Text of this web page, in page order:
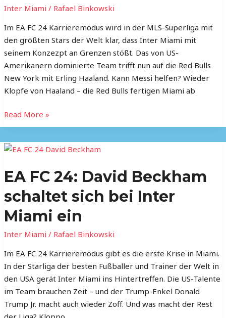
Inter Miami / Rafael Binkowski
Im EA FC 24 Karrieremodus wird in der MLS-Superliga mit
den größten Stars der Welt klar, dass Inter Miami mit
seinem Konzezpt an Grenzen stößt. Das von US-
Amerikanern dominierte Team trifft nun auf die Red Bulls
New York mit Erling Haaland. Kann Messi helfen? Wieder
Klopfe von Haaland – die Red Bulls fertigen Miami ab
und
Trump
macht
Read More »
EA FC 24: David Beckham
schaltet sich bei Inter
Miami ein
Inter Miami / Rafael Binkowski
Im EA FC 24 Karrieremodus gibt es die erste Krise in Miami.
In der Starliga der besten Fußballer und Trainer der Welt in
den USA gerät Inter Miami ins Hintertreffen. Die US-Talente
im Team brauchen Zeit – und der Trump-Enkel Donald
Trump Jr. macht auch wieder Zoff. Und was macht der Rest
EA
24:
Beckham
schaltet
sich
bei
Inter
Miami
ein